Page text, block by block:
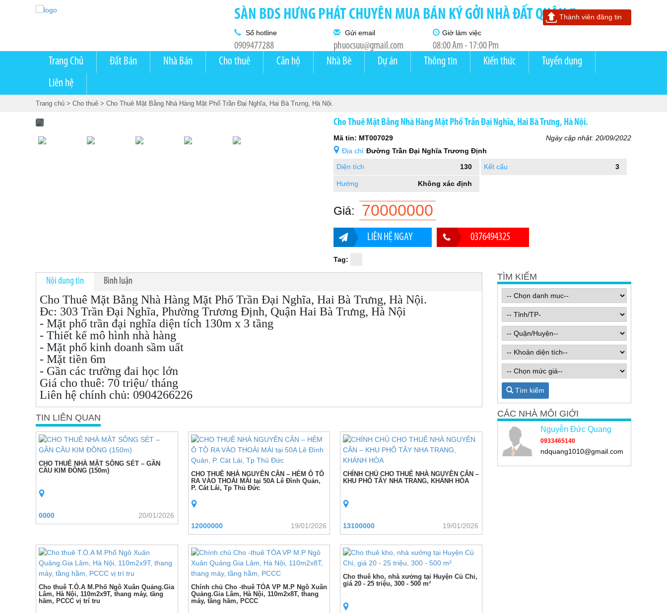
SÀN BDS HƯNG PHÁT CHUYÊN MUA BÁN KÝ GỞI NHÀ ĐẤT QUẬN 7
Số hotline
0909477288
Gửi email
phuocsuu@gmail.com
Giờ làm việc
08:00 Am - 17:00 Pm
Thành viên đăng tin
Trang Chủ Đất Bán Nhà Bán Cho thuê Căn hộ Nhà Bè Dự án Thông tin Kiến thức
Tuyển dụng
Liên hệ
Trang chủ > Cho thuê > Cho Thuê Mặt Bằng Nhà Hàng Mặt Phố Trần Đại Nghĩa, Hai Bà Trưng, Hà Nội.
Cho Thuê Mặt Bằng Nhà Hàng Mặt Phố Trần Đại Nghĩa, Hai Bà Trưng, Hà Nội.
Mã tin: MT007029
Ngày cập nhật: 20/09/2022
Địa chỉ Đường Trần Đại Nghĩa Trương Định
Diện tích
130 Kết cấu 3
Hướng Không xác định
Giá: 70000000
LIÊN HỆ NGAY 0376494325
Tag:
Nội dung tin Bình luận
Cho Thuê Mặt Bằng Nhà Hàng Mặt Phố Trần Đại Nghĩa, Hai Bà Trưng, Hà Nội.
Đc: 303 Trần Đại Nghĩa, Phường Trương Định, Quận Hai Bà Trưng, Hà Nội
- Mặt phố trần đại nghĩa diện tích 130m x 3 tầng
- Thiết kế mô hình nhà hàng
- Mặt phố kinh doanh sầm uất
- Mặt tiền 6m
- Gần các trường đai học lớn
Giá cho thuê: 70 triệu/ tháng
Liên hệ chính chủ: 0904266226
TIN LIÊN QUAN
CHO THUÊ NHÀ MẶT SÔNG SÉT – GẦN
CẦU KIM ĐỒNG (150m)
0000 20/01/2026
CHO THUÊ NHÀ NGUYÊN CĂN – HẺM Ô TÔ
RA VÀO THOẢI MÁI tại 50A Lê Đình Quản,
P. Cát Lái, Tp Thủ Đức
12000000 19/01/2026
CHÍNH CHỦ CHO THUÊ NHÀ NGUYÊN CĂN –
KHU PHỐ TÂY NHA TRANG, KHÁNH HÒA
13100000 19/01/2026
Cho thuê T.Ò.A M.Phố Ngô Xuân Quảng.Gia
Lâm, Hà Nội, 110m2x9T, thang máy, tầng
hầm, PCCC vị trí tru
Chính chủ Cho -thuê TÒA VP M.P Ngô Xuân
Quảng.Gia Lâm, Hà Nội, 110m2x8T, thang
máy, tầng hầm, PCCC
Cho thuê kho, nhà xưởng tại Huyện Củ Chi,
giá 20 - 25 triệu, 300 - 500 m²
TÌM KIẾM
Tìm kiếm
CÁC NHÀ MÔI GIỚI
Nguyễn Đức Quang
0933465140
ndquang1010@gmail.com